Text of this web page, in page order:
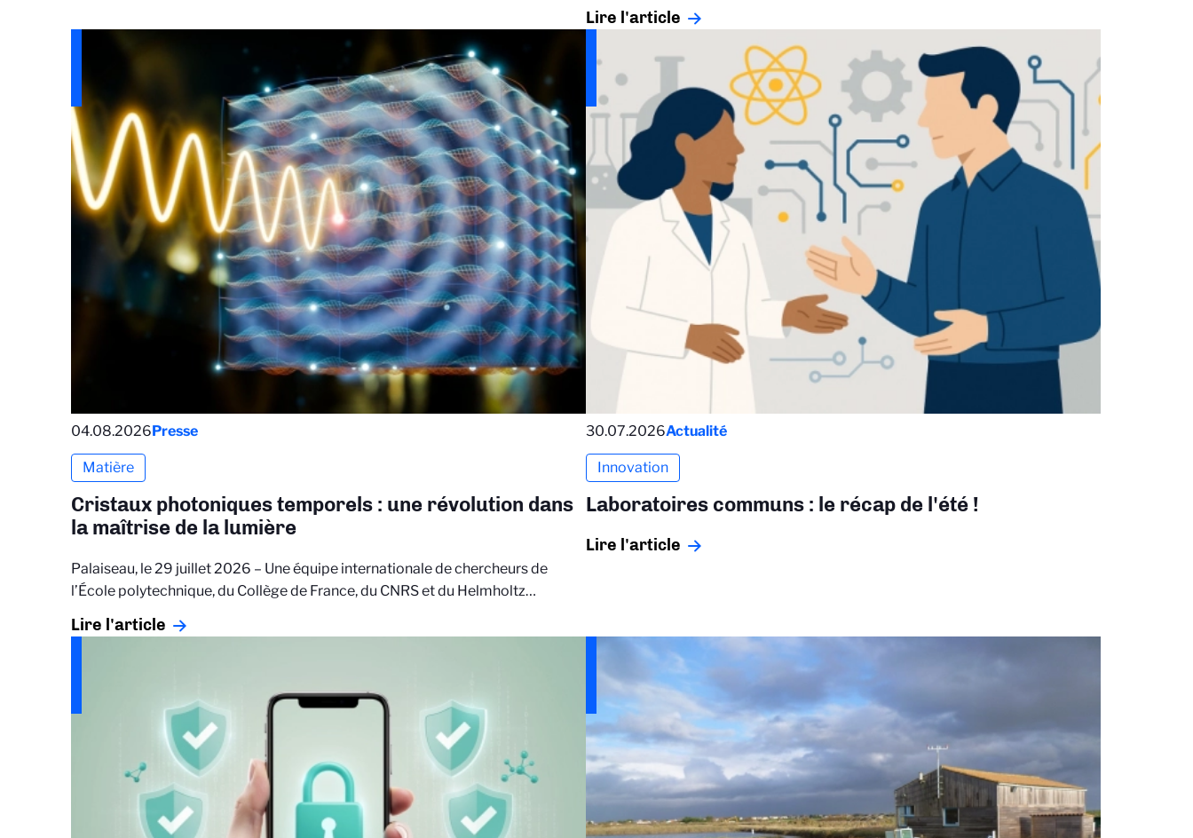
Lire l'article
04.08.2026Presse
Matière
Cristaux photoniques temporels : une révolution dans
la maîtrise de la lumière
Palaiseau, le 29 juillet 2026 – Une équipe internationale de chercheurs de
l’École polytechnique, du Collège de France, du CNRS et du Helmholtz…
Lire l'article
30.07.2026Actualité
Innovation
Laboratoires communs : le récap de l'été !
Lire l'article